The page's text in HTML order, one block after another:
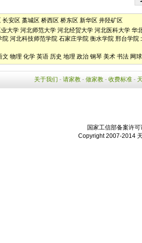
长安区 藁城区 桥西区 桥东区 新华区 井陉矿区
大学 河北师范大学 河北经贸大学 河北医科大学 华
院 河北科技师范学院 石家庄学院 衡水学院 邢台学院
文 物理 化学 英语 历史 地理 政治 钢琴 美术 书法 网球
关于我们 - 请家教- 做家教- 收费标准-
国家工信部备案许
Copyright 2007-2014